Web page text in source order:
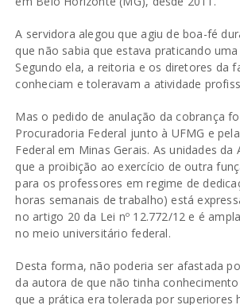
A servidora alegou que agiu de boa-fé
que não sabia que estava praticando
Segundo ela, a reitoria e os diretores da
conheciam e toleravam a atividade
Mas o pedido de anulação da cobrança
Procuradoria Federal junto à UFMG e
Federal em Minas Gerais. As unidades da
que a proibição ao exercício de outra
para os professores em regime de
horas semanais de trabalho) está
no artigo 20 da Lei nº 12.772/12 e é
no meio universitário federal.
Desta forma, não poderia ser afastada
da autora de que não tinha
que a prática era tolerada por superiores